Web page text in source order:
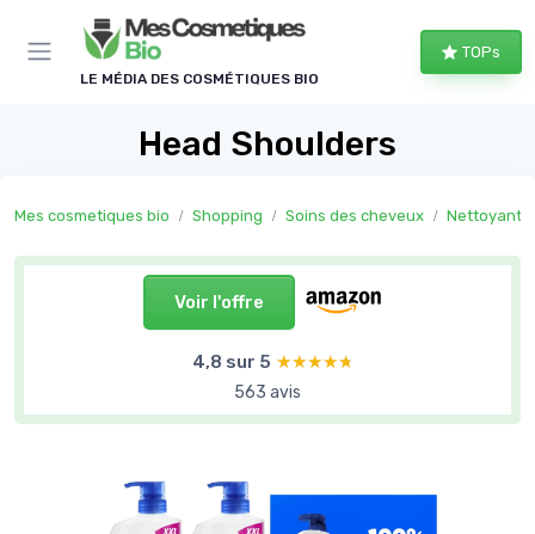
LE MÉDIA DES COSMÉTIQUES BIO
TOPs
Head Shoulders
Mes cosmetiques bio Shopping Soins des cheveux Nettoyants
Voir l'offre
4,8 sur 5 ★★★★★
★★★★★
563 avis
Panneau de gestion des cookies